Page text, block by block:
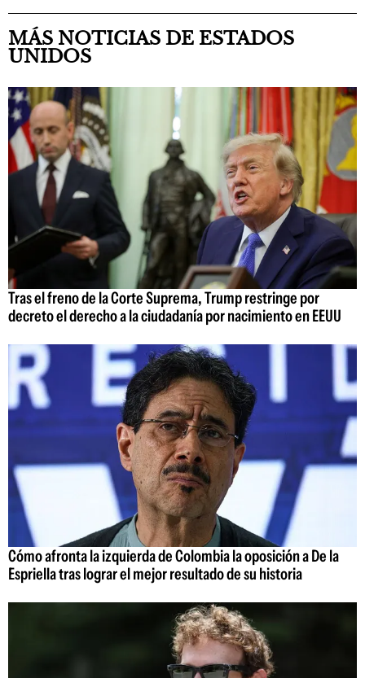
MÁS NOTICIAS DE ESTADOS
UNIDOS
Tras el freno de la Corte Suprema, Trump restringe por
decreto el derecho a la ciudadanía por nacimiento en EEUU
Cómo afronta la izquierda de Colombia la oposición a De la
Espriella tras lograr el mejor resultado de su historia